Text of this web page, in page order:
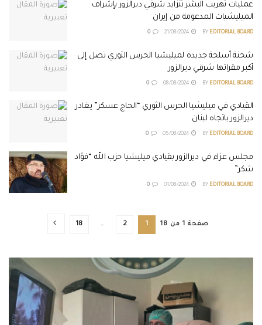
عمليات تهريب البشر تتزايد شرقي ديرالزور بإشراف
الميليشيات المدعومة من إيران
BY EDITORIAL BOARD
شحنة أسلحة جديدة لميليشيا الحرس الثوري تصل إلى
أكبر مقراتها شرقي ديرالزور
BY EDITORIAL BOARD
القيادي في ميليشيا الحرس الثوري “الحاج عسكر” يغادر
ديرالزور باتجاه لبنان
BY EDITORIAL BOARD
مجلس عزاء في ديرالزور بقيادي ميليشيا حزب الله “فؤاد
شكر”
BY EDITORIAL BOARD
صفحة 1 من 18 1
2
…
18